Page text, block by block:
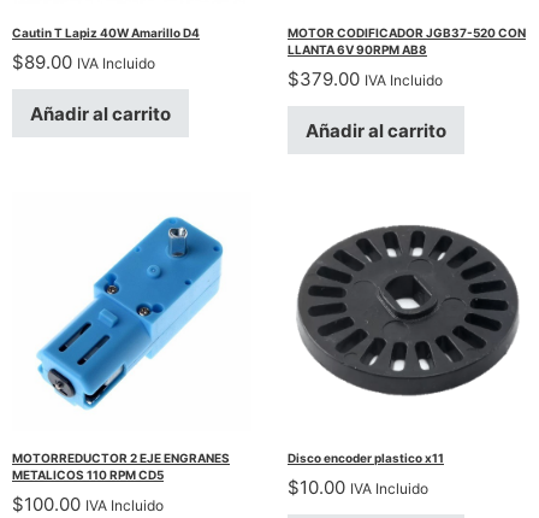
Cautin T Lapiz 40W Amarillo D4
$89.00 IVA Incluido
Añadir al carrito
MOTOR CODIFICADOR JGB37-520 CON
LLANTA 6V 90RPM AB8
$379.00 IVA Incluido
Añadir al carrito
MOTORREDUCTOR 2 EJE ENGRANES
METALICOS 110 RPM CD5
$100.00 IVA Incluido
Disco encoder plastico x11
$10.00 IVA Incluido